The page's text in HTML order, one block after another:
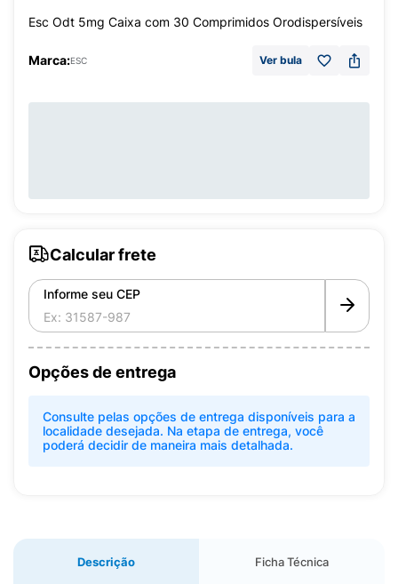
Esc Odt 5mg Caixa com 30 Comprimidos Orodispersíveis
Marca:ESC Ver bula
Calcular frete
Informe seu CEP
Opções de entrega
Consulte pelas opções de entrega disponíveis para a
localidade desejada. Na etapa de entrega, você
poderá decidir de maneira mais detalhada.
Descrição Ficha Técnica